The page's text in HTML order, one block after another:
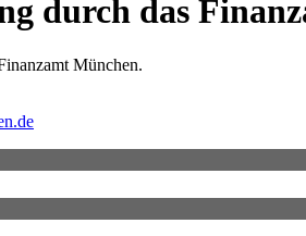
durch das
München.